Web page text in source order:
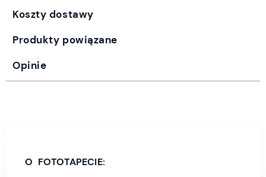
Koszty dostawy
Produkty powiązane
Opinie
O FOTOTAPECIE: